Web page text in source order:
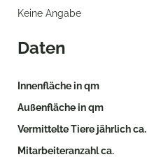
Keine Angabe
Daten
Innenfläche in qm
Außenfläche in qm
Vermittelte Tiere jährlich ca.
Mitarbeiteranzahl ca.